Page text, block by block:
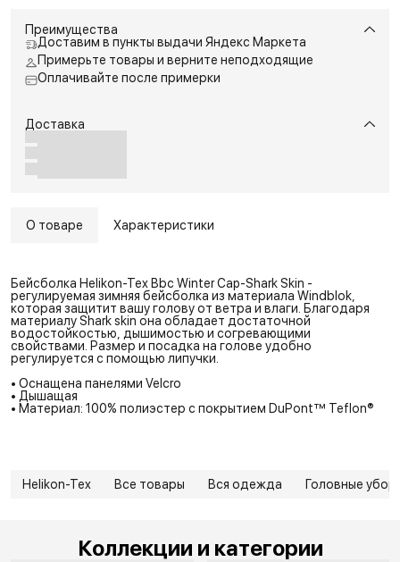
Преимущества
Доставим в пункты выдачи Яндекс Маркета
Примерьте товары и верните неподходящие
Оплачивайте после примерки
Доставка
О товаре Характеристики
Бейсболка Helikon-Tex Bbc Winter Cap-Shark Skin -
регулируемая зимняя бейсболка из материала Windblok,
которая защитит вашу голову от ветра и влаги. Благодаря
материалу Shark skin она обладает достаточной
водостойкостью, дышимостью и согревающими
свойствами. Размер и посадка на голове удобно
регулируется с помощью липучки.
• Оснащена панелями Velcro
• Дышащая
• Материал: 100% полиэстер с покрытием DuPont™ Teflon®
Helikon-Tex Все товары Вся одежда Головные
Коллекции и категории